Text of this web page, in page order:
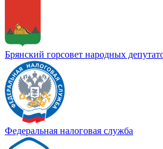
Брянский горсовет народных
Федеральная налоговая служба